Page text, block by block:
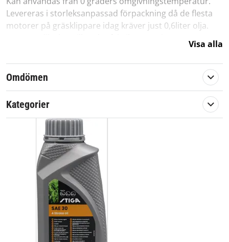
Levereras i storleksanpassad förpackning då de flesta
motorer på gräsklippare idag kräver just 0,6liter olja.
Artikelnummer:
Originalprodukt från Stiga.
Passar märke:
Visa alla
Omdömen
Kategorier